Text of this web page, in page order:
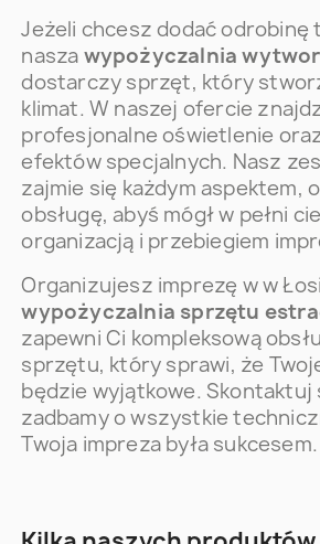
Jeżeli chcesz dodać odrobinę
nasza wypożyczalnia
dostarczy sprzęt, który
klimat. W naszej ofercie
profesjonalne oświetlenie
efektów specjalnych. Nasz
zajmie się każdym aspektem,
obsługę, abyś mógł w pełni
organizacją i przebiegiem
Organizujesz imprezę w w
wypożyczalnia sprzętu
zapewni Ci kompleksową
sprzętu, który sprawi, że
będzie wyjątkowe. Skontaktuj
zadbamy o wszystkie
Twoja impreza była sukcesem.